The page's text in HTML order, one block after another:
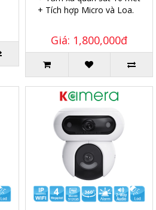
+ Tích hợp Micro và Loa.
Giá: 1,800,000đ